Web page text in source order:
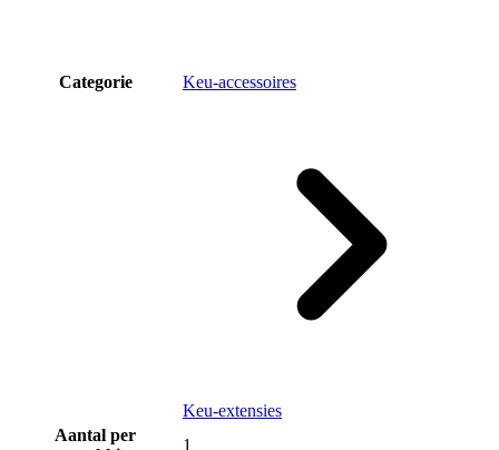
Categorie Keu-accessoires
Keu-extensies
Aantal per
1